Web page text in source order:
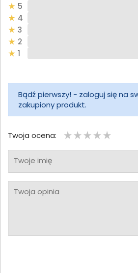
5
4
3
2
1
Bądź pierwszy! - zaloguj się na
zakupiony produkt.
Twoja ocena:
Twoje imię
Twoja opinia